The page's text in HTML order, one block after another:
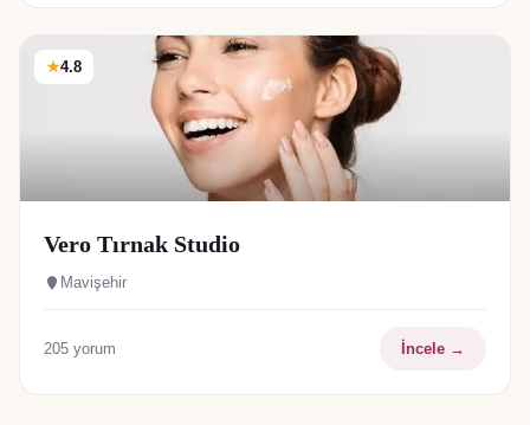
★4.8
Vero Tırnak Studio
Mavişehir
205 yorum İncele →